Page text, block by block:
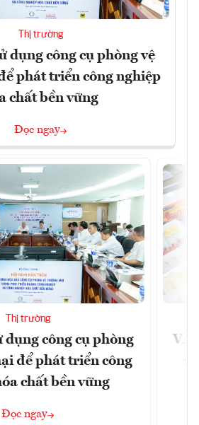
Thị trường
dụng công cụ phòng vệ
phát triển công nghiệp
chất bền vững
Đọc ngay
Thị trường
dụng công cụ phòng
để phát triển công
chất bền vững
Đọc ngay